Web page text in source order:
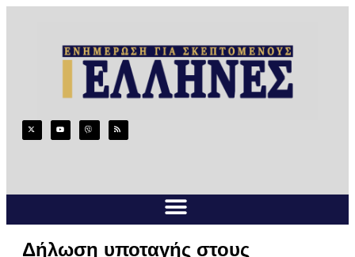
Δήλωση υποταγής στους